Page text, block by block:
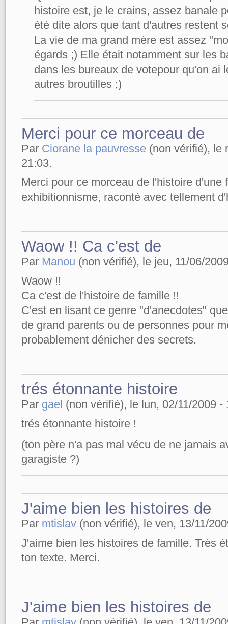
histoire est, je le crains, assez banale
été dite alors que tant d'autres restent
La vie de ma grand mère est assez
égards ;) Elle était notamment sur les
dans les bureaux de votepour qu'on ai
autres broutilles ;)
Merci pour ce morceau de
Par Ciorane la pauvresse (non vérifié), le
21:03.
Merci pour ce morceau de l'histoire d'une
exhibitionnisme, raconté avec tellement
Waow !! Ca c'est de
Par Manou (non vérifié), le jeu, 11/06/
Waow !!
Ca c'est de l'histoire de famille !!
C'est en lisant ce genre "d'anecdotes"
de grand parents ou de personnes pour
probablement dénicher des secrets.
trés étonnante histoire
Par gael (non vérifié), le lun, 02/11/2009 -
trés étonnante histoire !
(ton père n'a pas mal vécu de ne jamais
garagiste ?)
J'aime bien les histoires de
Par mtislav (non vérifié), le ven, 13/11/
J'aime bien les histoires de famille. Très
ton texte. Merci.
J'aime bien les histoires de